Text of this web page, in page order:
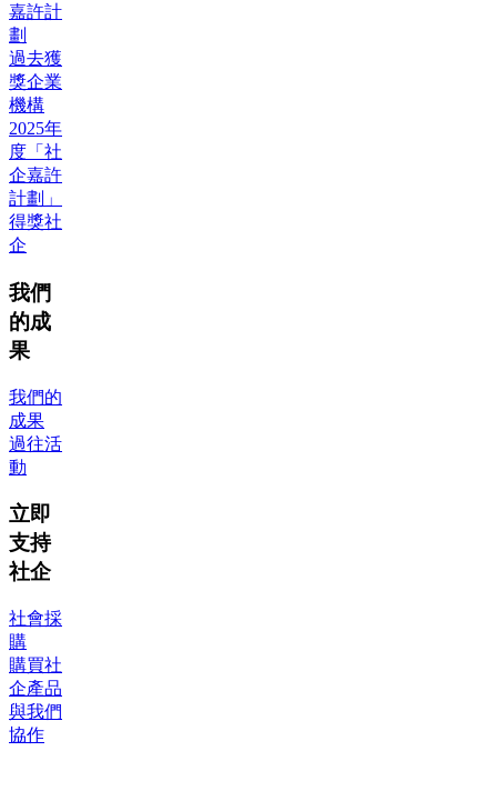
嘉許計
劃
過去獲
獎企業
機構
2025年
度「社
企嘉許
計劃」
得獎社
企
我們
的成
果
我們的
成果
過往活
動
立即
支持
社企
社會採
購
購買社
企產品
與我們
協作